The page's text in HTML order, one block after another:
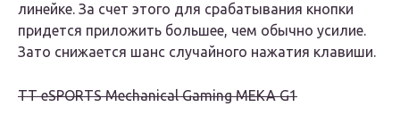
линейке. За счет этого для срабатывания кнопки
придется приложить большее, чем обычно усилие.
Зато снижается шанс случайного нажатия клавиши.
TT eSPORTS Mechanical Gaming MEKA G1